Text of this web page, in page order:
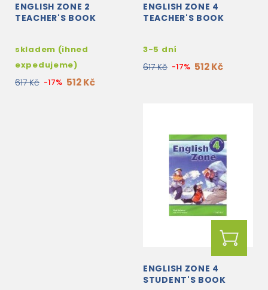
ENGLISH ZONE 2
TEACHER'S BOOK
skladem (ihned
expedujeme)
617 Kč -17% 512 Kč
ENGLISH ZONE 4
TEACHER'S BOOK
3-5 dní
617 Kč -17% 512 Kč
ENGLISH ZONE 4
STUDENT'S BOOK